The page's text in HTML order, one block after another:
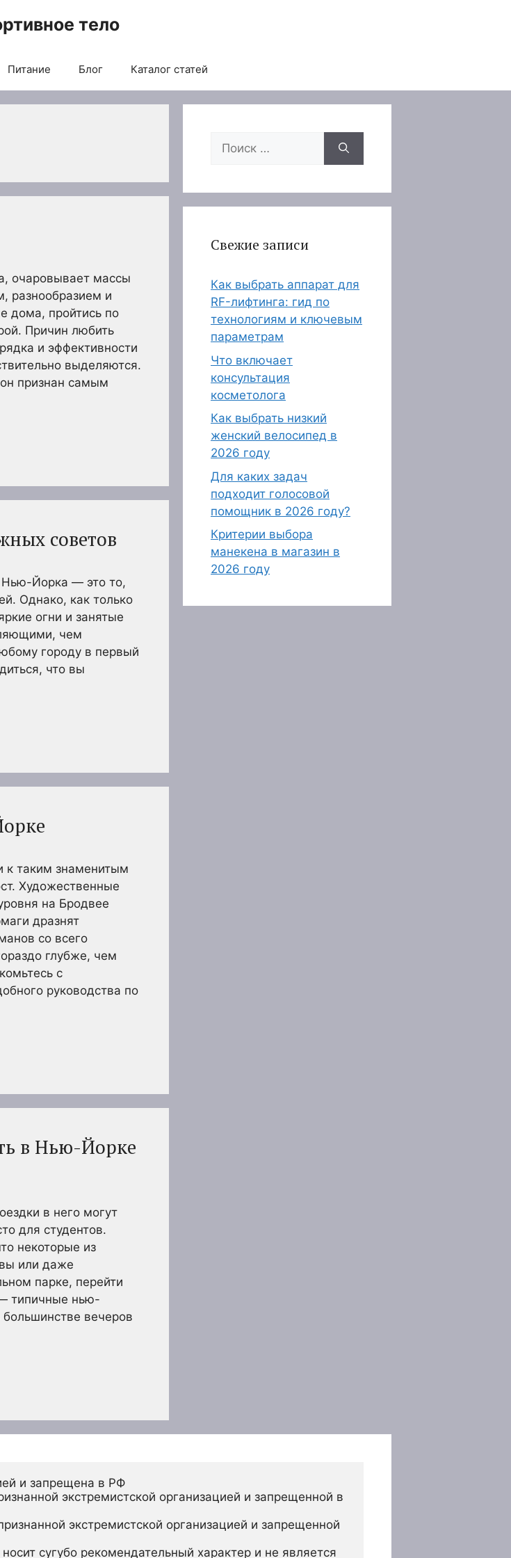
тело
Питание Блог Каталог статей
очаровывает массы
разнообразием и
дома, пройтись по
Причин любить
и эффективности
выделяются.
признан самым
советов
Нью-Йорка — это то,
Однако, как только
огни и занятые
чем
городу в первый
что вы
к таким знаменитым
Художественные
на Бродвее
дразнят
со всего
глубже, чем
с
руководства по
в Нью-Йорке
в него могут
для студентов.
некоторые из
или даже
парке, перейти
типичные нью-
большинстве вечеров
Поиск:
Свежие записи
Как выбрать аппарат для
RF-лифтинга: гид по
технологиям и ключевым
параметрам
Что включает
консультация
косметолога
Как выбрать низкий
женский велосипед в
2026 году
Для каких задач
подходит голосовой
помощник в 2026 году?
Критерии выбора
манекена в магазин в
2026 году
и запрещена в РФ
экстремистской организацией и запрещенной в
экстремистской организацией и запрещенной
сугубо рекомендательный характер и не является